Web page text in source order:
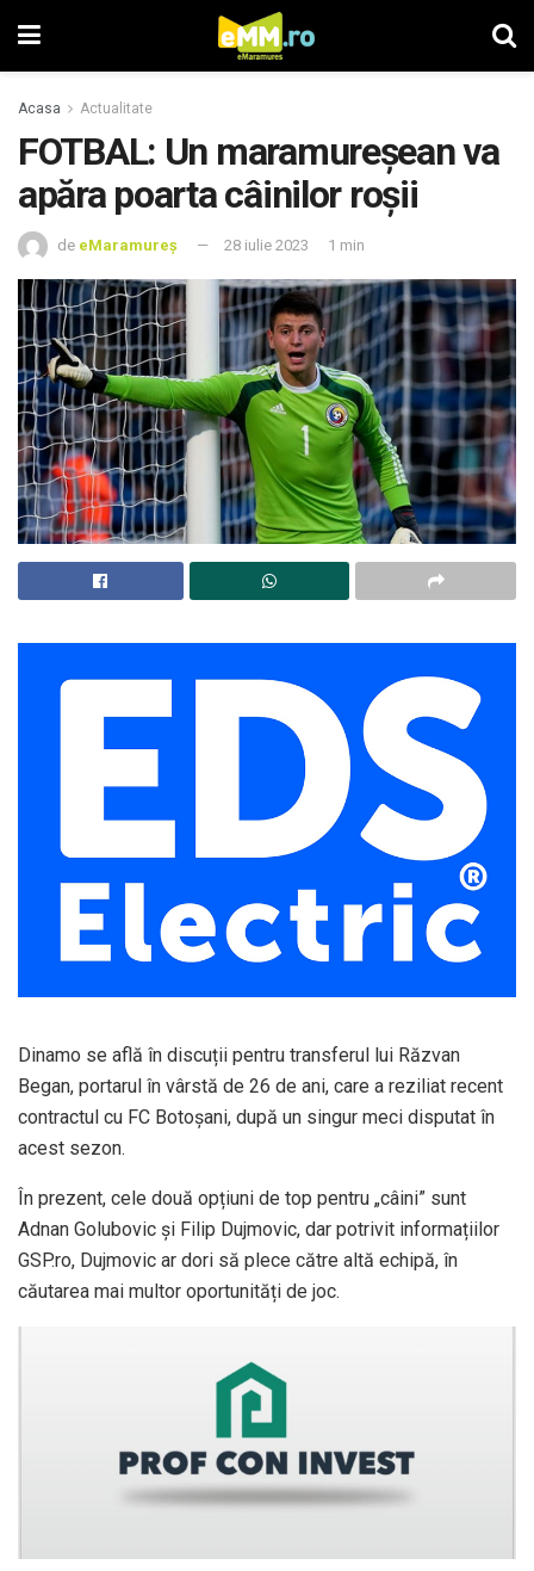
Acasa Actualitate
FOTBAL: Un maramureșean va
apăra poarta câinilor roșii
de eMaramureș 28 iulie 2023 1 min
Dinamo se află în discuții pentru transferul lui Răzvan
Began, portarul în vârstă de 26 de ani, care a reziliat recent
contractul cu FC Botoșani, după un singur meci disputat în
acest sezon.
În prezent, cele două opțiuni de top pentru „câini” sunt
Adnan Golubovic și Filip Dujmovic, dar potrivit informațiilor
GSP.ro, Dujmovic ar dori să plece către altă echipă, în
căutarea mai multor oportunități de joc.